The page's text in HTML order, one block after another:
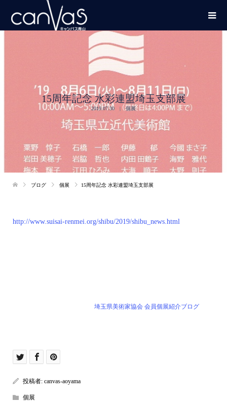
15周年記念 水彩連盟埼玉支部展
2019.07.30 個展
ブログ 個展 15周年記念 水彩連盟埼玉支部展
http://www.suisai-renmei.org/shibu/2019/shibu_news.html
埼玉県美術家協会 会員個展紹介ブログ
投稿者: canvas-aoyama
個展